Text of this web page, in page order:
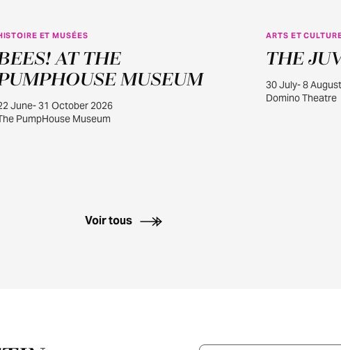
22
ET MUSÉES
AT THE
MUSEUM
June- 31 October 2026
PumpHouse Museum
30
ARTS ET
THE
30 July- 8
Domino Theatre
Voir tous